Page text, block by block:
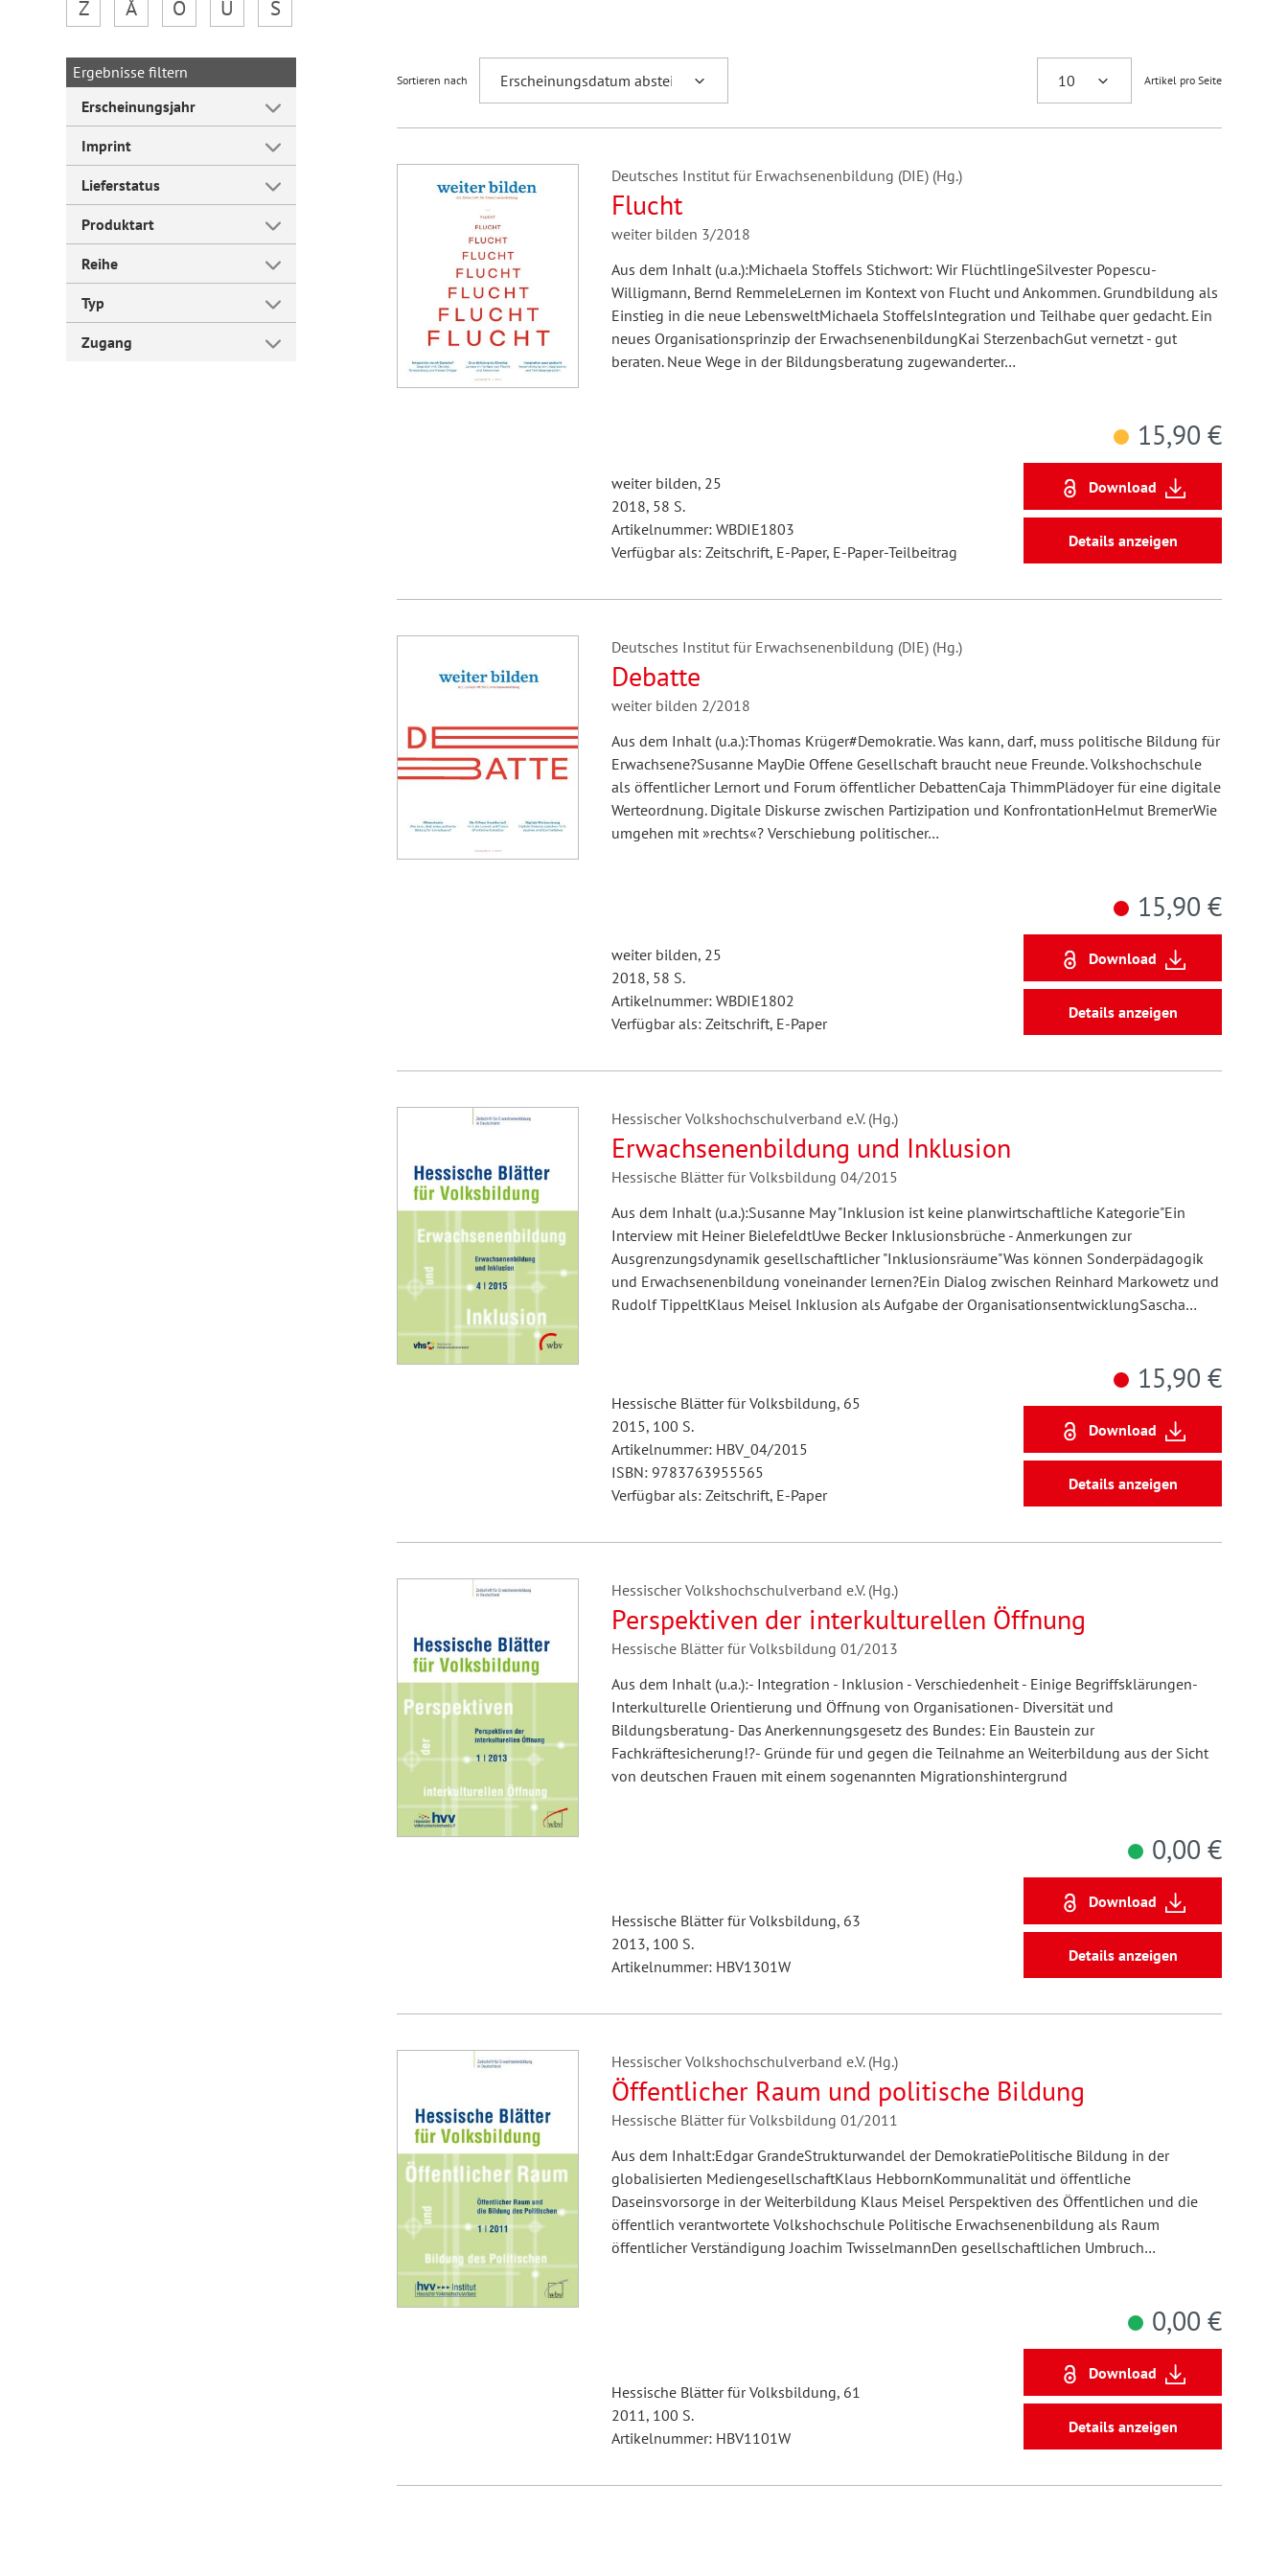
Forum Arbeitslehre
Z
Å Ö Ü Š
Ergebnisse filtern
Erscheinungsjahr
Imprint
Lieferstatus
Produktart
Reihe
Typ
Zugang
Sortieren nach Artikel pro Seite
Deutsches Institut für Erwachsenenbildung (DIE) (Hg.)
Flucht
weiter bilden 3/2018
Aus dem Inhalt (u.a.):Michaela Stoffels Stichwort: Wir FlüchtlingeSilvester Popescu-
Willigmann, Bernd RemmeleLernen im Kontext von Flucht und Ankommen. Grundbildung als
Einstieg in die neue LebensweltMichaela StoffelsIntegration und Teilhabe quer gedacht. Ein
neues Organisationsprinzip der ErwachsenenbildungKai SterzenbachGut vernetzt - gut
beraten. Neue Wege in der Bildungsberatung zugewanderter…
weiter bilden, 25
2018, 58 S.
Artikelnummer: WBDIE1803
Verfügbar als: Zeitschrift, E-Paper, E-Paper-Teilbeitrag
15,90 €
Download
Details anzeigen
Deutsches Institut für Erwachsenenbildung (DIE) (Hg.)
Debatte
weiter bilden 2/2018
Aus dem Inhalt (u.a.):Thomas Krüger#Demokratie. Was kann, darf, muss politische Bildung für
Erwachsene?Susanne MayDie Offene Gesellschaft braucht neue Freunde. Volkshochschule
als öffentlicher Lernort und Forum öffentlicher DebattenCaja ThimmPlädoyer für eine digitale
Werteordnung. Digitale Diskurse zwischen Partizipation und KonfrontationHelmut BremerWie
umgehen mit »rechts«? Verschiebung politischer…
weiter bilden, 25
2018, 58 S.
Artikelnummer: WBDIE1802
Verfügbar als: Zeitschrift, E-Paper
15,90 €
Download
Details anzeigen
Hessischer Volkshochschulverband e.V. (Hg.)
Erwachsenenbildung und Inklusion
Hessische Blätter für Volksbildung 04/2015
Aus dem Inhalt (u.a.):Susanne May "Inklusion ist keine planwirtschaftliche Kategorie"Ein
Interview mit Heiner BielefeldtUwe Becker Inklusionsbrüche - Anmerkungen zur
Ausgrenzungsdynamik gesellschaftlicher "Inklusionsräume"Was können Sonderpädagogik
und Erwachsenenbildung voneinander lernen?Ein Dialog zwischen Reinhard Markowetz und
Rudolf TippeltKlaus Meisel Inklusion als Aufgabe der OrganisationsentwicklungSascha…
Hessische Blätter für Volksbildung, 65
2015, 100 S.
Artikelnummer: HBV_04/2015
ISBN: 9783763955565
Verfügbar als: Zeitschrift, E-Paper
15,90 €
Download
Details anzeigen
Hessischer Volkshochschulverband e.V. (Hg.)
Perspektiven der interkulturellen Öffnung
Hessische Blätter für Volksbildung 01/2013
Aus dem Inhalt (u.a.):- Integration - Inklusion - Verschiedenheit - Einige Begriffsklärungen-
Interkulturelle Orientierung und Öffnung von Organisationen- Diversität und
Bildungsberatung- Das Anerkennungsgesetz des Bundes: Ein Baustein zur
Fachkräftesicherung!?- Gründe für und gegen die Teilnahme an Weiterbildung aus der Sicht
von deutschen Frauen mit einem sogenannten Migrationshintergrund
Hessische Blätter für Volksbildung, 63
2013, 100 S.
Artikelnummer: HBV1301W
0,00 €
Download
Details anzeigen
Hessischer Volkshochschulverband e.V. (Hg.)
Öffentlicher Raum und politische Bildung
Hessische Blätter für Volksbildung 01/2011
Aus dem Inhalt:Edgar GrandeStrukturwandel der DemokratiePolitische Bildung in der
globalisierten MediengesellschaftKlaus HebbornKommunalität und öffentliche
Daseinsvorsorge in der Weiterbildung Klaus Meisel Perspektiven des Öffentlichen und die
öffentlich verantwortete Volkshochschule Politische Erwachsenenbildung als Raum
öffentlicher Verständigung Joachim TwisselmannDen gesellschaftlichen Umbruch…
Hessische Blätter für Volksbildung, 61
2011, 100 S.
Artikelnummer: HBV1101W
0,00 €
Download
Details anzeigen